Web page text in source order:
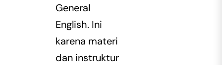
General
English. Ini
karena materi
dan instruktur